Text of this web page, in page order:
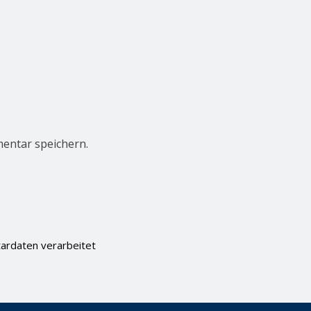
speichern.
verarbeitet